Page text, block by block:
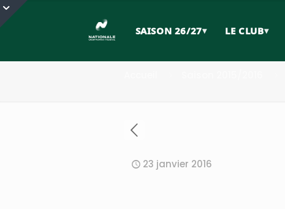
SAISON 26/27▾ LE CLUB▾
Chartres vs
23 janvier 2016